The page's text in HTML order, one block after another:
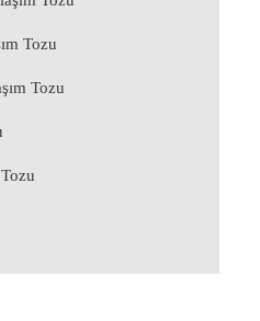
Tozu
Tozu